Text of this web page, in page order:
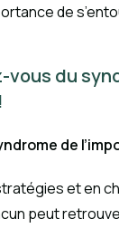
de
vous du
de
et en
peut